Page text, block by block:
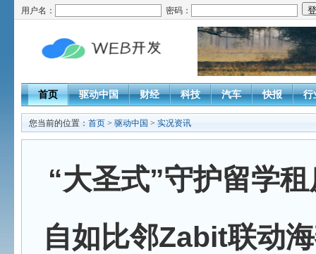
用户名： 密码：
首页 驱动中国 财经 科技 汽车 快报 行
您当前的位置： 首页 > 驱动中国 > 实况资讯
“大圣式”守护留学
自如比邻Zabit联动